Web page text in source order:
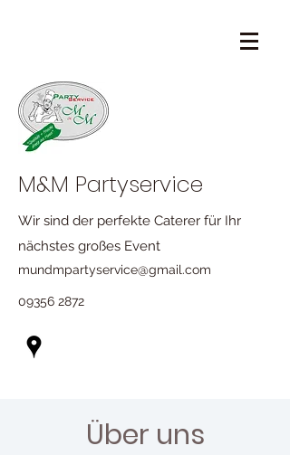
M&M Partyservice
Wir sind der perfekte Caterer für Ihr
nächstes großes Event
mundmpartyservice@gmail.com
09356 2872
Über uns